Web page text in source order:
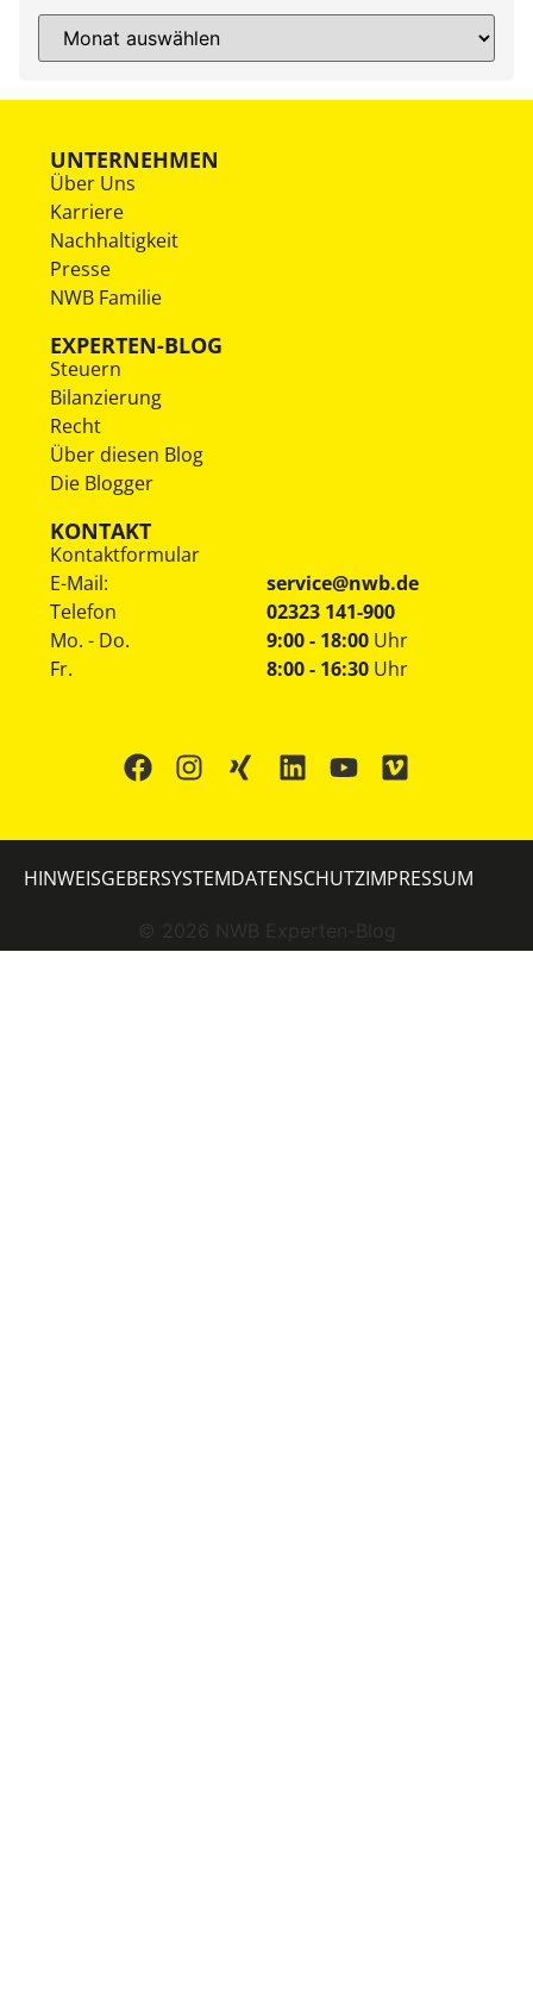
UNTERNEHMEN
Über Uns
Karriere
Nachhaltigkeit
Presse
NWB Familie
EXPERTEN-BLOG
Steuern
Bilanzierung
Recht
Über diesen Blog
Die Blogger
KONTAKT
Kontaktformular
E-Mail:
service@nwb.de
Telefon
02323 141-900
Mo. - Do.
Fr.
9:00 - 18:00 Uhr
8:00 - 16:30 Uhr
© 2026 NWB Experten-Blog
HINWEISGEBERSYSTEMDATENSCHUTZIMPRESSUM